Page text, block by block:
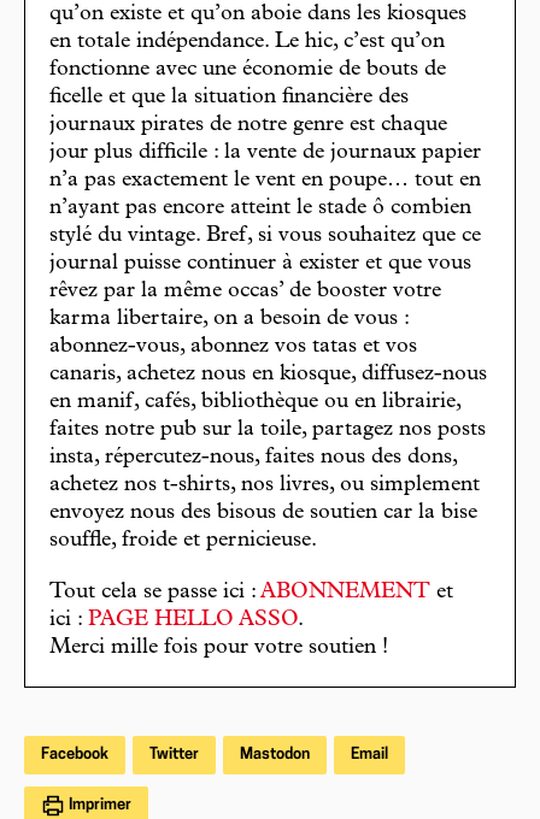
qu’on existe et qu’on aboie dans les kiosques
en totale indépendance. Le hic, c’est qu’on
fonctionne avec une économie de bouts de
ficelle et que la situation financière des
journaux pirates de notre genre est chaque
jour plus difficile : la vente de journaux papier
n’a pas exactement le vent en poupe… tout en
n’ayant pas encore atteint le stade ô combien
stylé du vintage. Bref, si vous souhaitez que ce
journal puisse continuer à exister et que vous
rêvez par la même occas’ de booster votre
karma libertaire, on a besoin de vous :
abonnez-vous, abonnez vos tatas et vos
canaris, achetez nous en kiosque, diffusez-nous
en manif, cafés, bibliothèque ou en librairie,
faites notre pub sur la toile, partagez nos posts
insta, répercutez-nous, faites nous des dons,
achetez nos t-shirts, nos livres, ou simplement
envoyez nous des bisous de soutien car la bise
souffle, froide et pernicieuse.
Tout cela se passe ici : ABONNEMENT et
ici : PAGE HELLO ASSO.
Merci mille fois pour votre soutien !
Facebook Twitter Mastodon Email
Imprimer